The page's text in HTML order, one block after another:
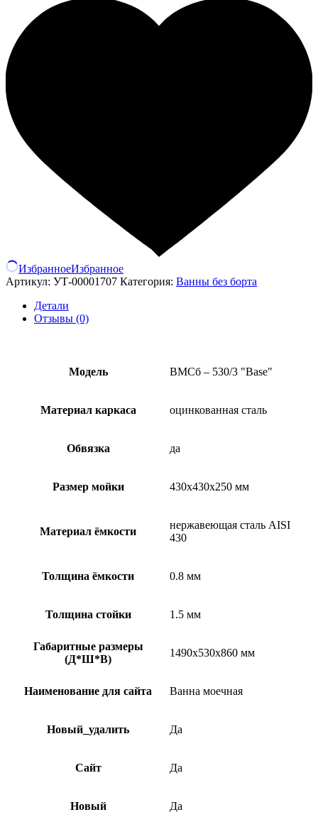
ИзбранноеИзбранное
Артикул: УТ-00001707 Категория: Ванны без борта
Детали
Отзывы (0)
Модель ВМСб – 530/3 "Base"
Материал каркаса оцинкованная сталь
Обвязка да
Размер мойки 430х430х250 мм
Материал ёмкости
нержавеющая сталь AISI
430
Толщина ёмкости 0.8 мм
Толщина стойки 1.5 мм
Габаритные размеры
(Д*Ш*В)
1490х530х860 мм
Наименование для сайта Ванна моечная
Новый_удалить Да
Сайт Да
Новый Да